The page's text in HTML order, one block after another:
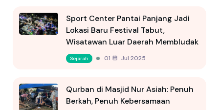
Sport Center Pantai Panjang Jadi
Lokasi Baru Festival Tabut,
Wisatawan Luar Daerah Membludak
Sejarah 01 Jul 2025
Qurban di Masjid Nur Asiah: Penuh
Berkah, Penuh Kebersamaan